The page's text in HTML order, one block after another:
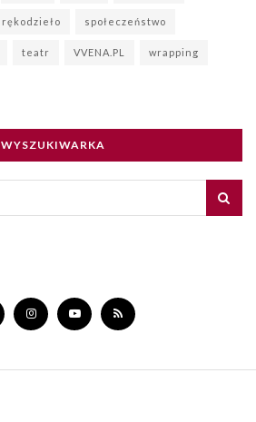
rękodzieło społeczeństwo
teatr VVENA.PL wrapping
WYSZUKIWARKA